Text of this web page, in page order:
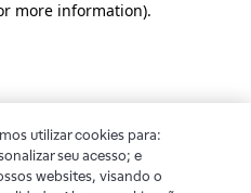
more information).
utilizar cookies para:
seu acesso; e
websites, visando o